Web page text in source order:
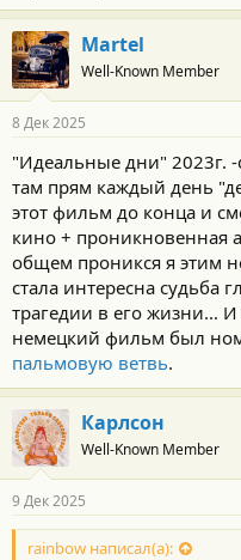
Martel
Well-Known Member
8 Дек 2025
"Идеальные дни" 2023г.
там прям каждый день
этот фильм до конца и
кино + проникновенная
общем проникся я этим
стала интересна судьба
трагедии в его жизни...
немецкий фильм был
пальмовую ветвь.
Карлсон
Well-Known Member
9 Дек 2025
rainbow написал(а):